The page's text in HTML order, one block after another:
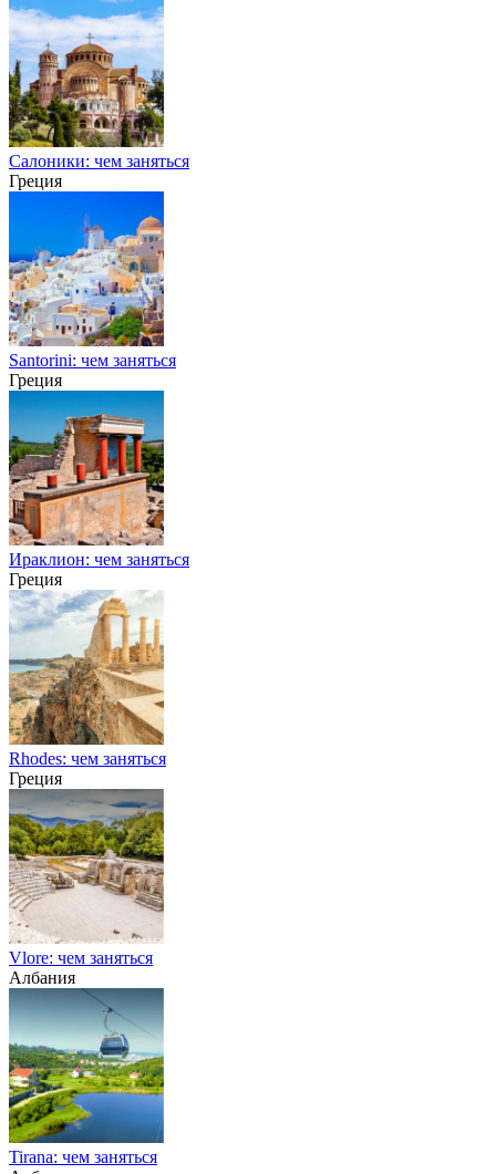
Салоники: чем заняться
Греция
Santorini: чем заняться
Греция
Ираклион: чем заняться
Греция
Rhodes: чем заняться
Греция
Vlore: чем заняться
Албания
Tirana: чем заняться